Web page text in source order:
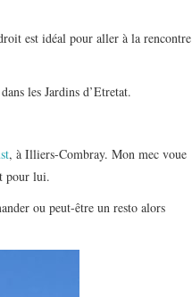
est idéal pour aller à la rencontre
les Jardins d’Etretat.
, à Illiers-Combray. Mon mec voue
pour lui.
ou peut-être un resto alors